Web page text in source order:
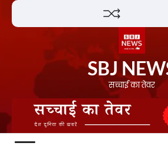
Skip
SBJ
सच्चाई का तेवर